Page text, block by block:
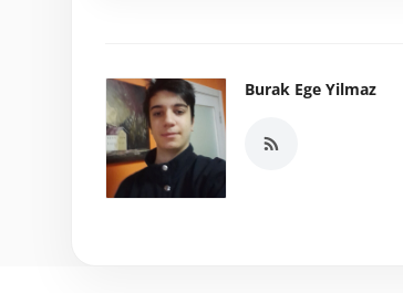
Burak Ege Yilmaz